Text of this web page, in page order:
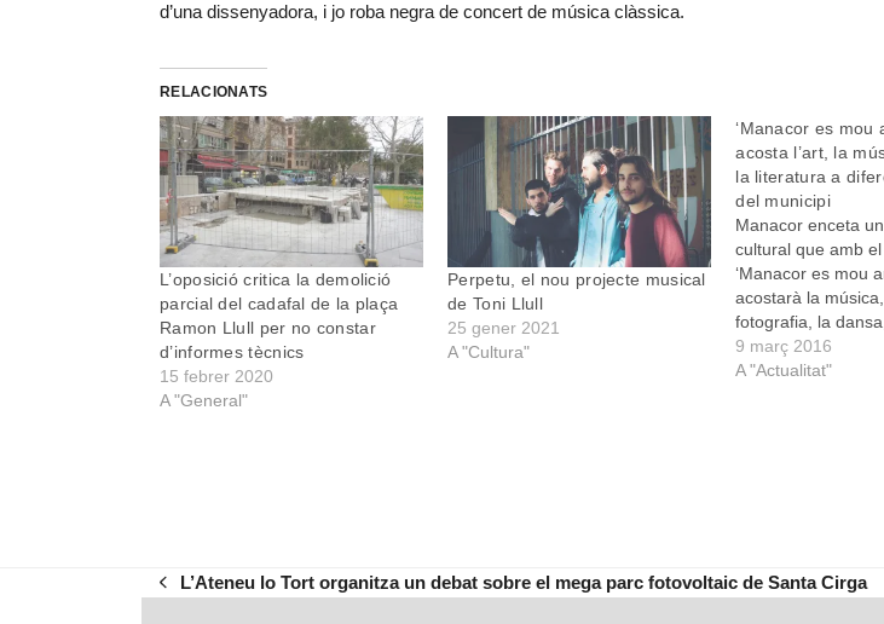
d’una dissenyadora, i jo roba negra de concert de música clàssica.
RELACIONATS
L’oposició critica la demolició
parcial del cadafal de la plaça
Ramon Llull per no constar
d’informes tècnics
15 febrer 2020
A "General"
Perpetu, el nou projecte musical
de Toni Llull
25 gener 2021
A "Cultura"
‘Manacor es mou
acosta l’art, la
la literatura a
del municipi
Manacor enceta
cultural que amb
‘Manacor es mou
acostarà la
fotografia, la
diversos
diferents espais del
9 març 2016
A "Actualitat"
previous
L’Ateneu lo Tort organitza un debat sobre el mega parc fotovoltaic de Santa Cirga